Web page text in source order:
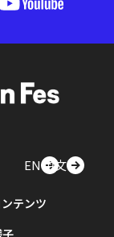
EN中文
テンツ